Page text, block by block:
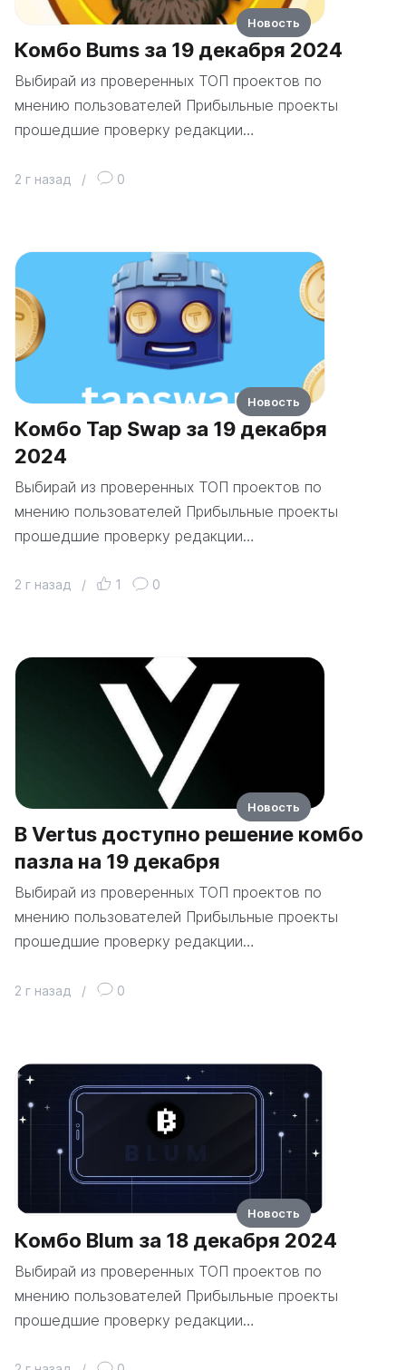
Комбо Bums за 19 декабря 2024
Выбирай из проверенных ТОП проектов по
мнению пользователей Прибыльные проекты
прошедшие проверку редакции…
2 г назад / 0
Новость
Комбо Tap Swap за 19 декабря
2024
Выбирай из проверенных ТОП проектов по
мнению пользователей Прибыльные проекты
прошедшие проверку редакции…
2 г назад / 1 0
Новость
В Vertus доступно решение комбо
пазла на 19 декабря
Выбирай из проверенных ТОП проектов по
мнению пользователей Прибыльные проекты
прошедшие проверку редакции…
2 г назад / 0
Новость
Комбо Blum за 18 декабря 2024
Выбирай из проверенных ТОП проектов по
мнению пользователей Прибыльные проекты
прошедшие проверку редакции…
Новость